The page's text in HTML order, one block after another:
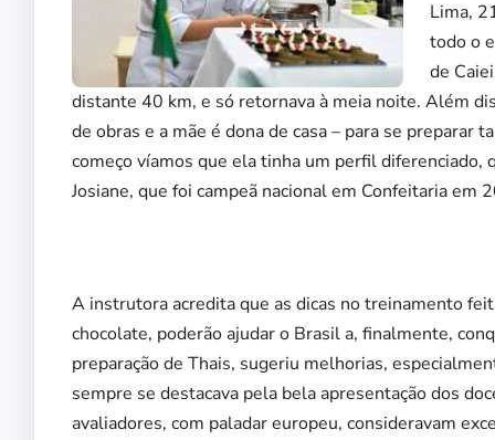
Lima,
todo o
de
distante 40 km, e só retornava à meia noite. Além
de obras e a mãe é dona de casa – para se preparar
começo víamos que ela tinha um perfil diferenciado,
Josiane, que foi campeã nacional em Confeitaria em
A instrutora acredita que as dicas no treinamento
chocolate, poderão ajudar o Brasil a, finalmente,
preparação de Thais, sugeriu melhorias,
sempre se destacava pela bela apresentação dos
avaliadores, com paladar europeu, consideravam